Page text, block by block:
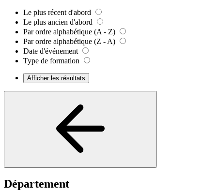
Le plus récent d'abord
Le plus ancien d'abord
Par ordre alphabétique (A - Z)
Par ordre alphabétique (Z - A)
Date d'événement
Type de formation
Afficher les résultats
Département